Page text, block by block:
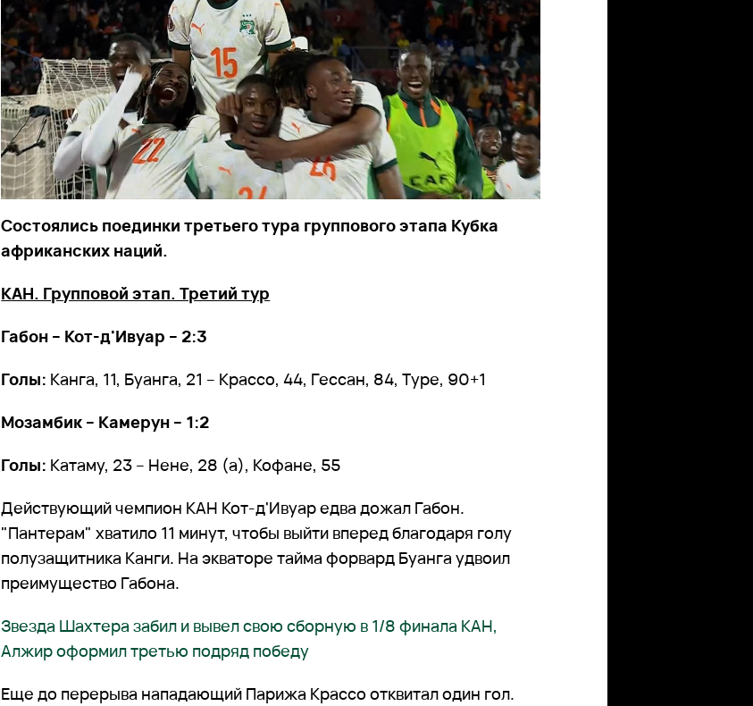
Состоялись поединки третьего тура группового этапа Кубка
африканских наций.
КАН. Групповой этап. Третий тур
Габон – Кот-д'Ивуар – 2:3
Голы: Канга, 11, Буанга, 21 – Крассо, 44, Гессан, 84, Туре, 90+1
Мозамбик – Камерун – 1:2
Голы: Катаму, 23 – Нене, 28 (а), Кофане, 55
Действующий чемпион КАН Кот-д'Ивуар едва дожал Габон.
"Пантерам" хватило 11 минут, чтобы выйти вперед благодаря голу
полузащитника Канги. На экваторе тайма форвард Буанга удвоил
преимущество Габона.
Звезда Шахтера забил и вывел свою сборную в 1/8 финала КАН,
Алжир оформил третью подряд победу
Еще до перерыва нападающий Парижа Крассо отквитал один гол.